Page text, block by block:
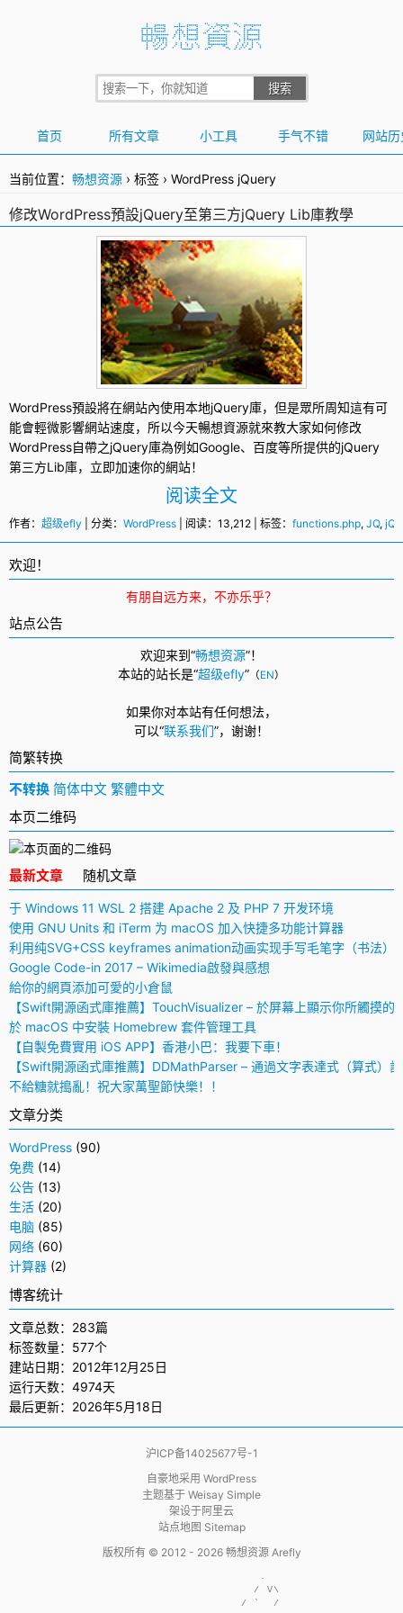
首页 所有文章 小工具 手气不错 网站历
当前位置： 畅想资源 › 标签 › WordPress jQuery
修改WordPress預設jQuery至第三方jQuery Lib庫教學
WordPress預設將在網站內使用本地jQuery庫，但是眾所周知這有可
能會輕微影響網站速度，所以今天暢想資源就來教大家如何修改
WordPress自帶之jQuery庫為例如Google、百度等所提供的jQuery
第三方Lib庫，立即加速你的網站！
阅读全文
作者： 超级efly | 分类： WordPress | 阅读：13,212 | 标签： functions.php, JQ,
欢迎！
有朋自远方来，不亦乐乎？
站点公告
欢迎来到“畅想资源”！
本站的站长是“超级efly” （EN）
如果你对本站有任何想法，
可以“联系我们”， 谢谢！
简繁转换
不转换 简体中文 繁體中文
本页二维码
最新文章 随机文章
于 Windows 11 WSL 2 搭建 Apache 2 及 PHP 7 开发环境
使用 GNU Units 和 iTerm 为 macOS 加入快捷多功能计算器
利用纯SVG+CSS keyframes animation动画实现手写毛笔字（书法）
Google Code-in 2017 – Wikimedia啟發與感想
給你的網頁添加可愛的小倉鼠
【Swift開源函式庫推薦】TouchVisualizer – 於屏幕上顯示你所觸摸的
於 macOS 中安裝 Homebrew 套件管理工具
【自製免費實用 iOS APP】香港小巴：我要下車！
【Swift開源函式庫推薦】DDMathParser – 通過文字表達式（算式）
不給糖就搗亂！祝大家萬聖節快樂！！
文章分类
WordPress (90)
免费 (14)
公告 (13)
生活 (20)
电脑 (85)
网络 (60)
计算器 (2)
博客统计
文章总数：283篇
标签数量：577个
建站日期：2012年12月25日
运行天数：4974天
最后更新：2026年5月18日
沪ICP备14025677号-1
自豪地采用 WordPress
主题基于 Weisay Simple
架设于阿里云
站点地图 Sitemap
版权所有 © 2012 - 2026 畅想资源 Arefly
                     .
                    / V\
                  / `  /